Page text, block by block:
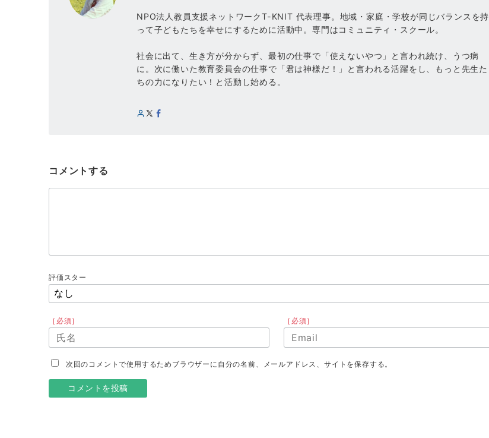
NPO法人教員支援ネットワークT-KNIT 代表理事。地域・家庭・学校が同じバランスを持
って子どもたちを幸せにするために活動中。専門はコミュニティ・スクール。
社会に出て、生き方が分からず、最初の仕事で「使えないやつ」と言われ続け、うつ病
に。次に働いた教育委員会の仕事で「君は神様だ！」と言われる活躍をし、もっと先生た
ちの力になりたい！と活動し始める。
コメントする
評価スター
［必須］ ［必須］
次回のコメントで使用するためブラウザーに自分の名前、メールアドレス、サイトを保存する。